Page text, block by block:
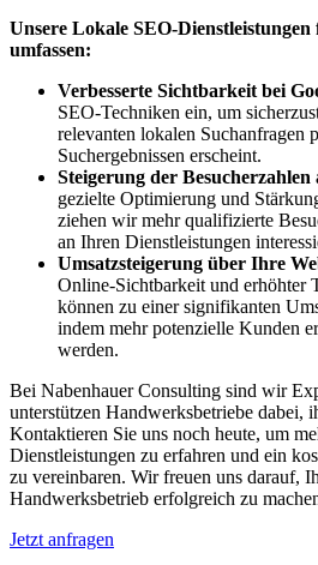
Unsere Lokale SEO-
umfassen:
Verbesserte Sichtbarkeit bei
SEO-Techniken ein, um
relevanten lokalen Suchanfragen
Suchergebnissen erscheint.
Steigerung der
gezielte Optimierung und
ziehen wir mehr qualifizierte
an Ihren Dienstleistungen
Umsatzsteigerung über Ihre
Online-Sichtbarkeit und erhöhter
können zu einer signifikanten
indem mehr potenzielle Kunden
werden.
Bei Nabenhauer Consulting sind wir
unterstützen Handwerksbetriebe dabei,
Kontaktieren Sie uns noch heute, um
Dienstleistungen zu erfahren und ein
zu vereinbaren. Wir freuen uns darauf,
Handwerksbetrieb erfolgreich zu
Jetzt anfragen